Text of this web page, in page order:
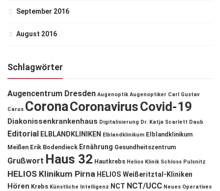
September 2016
August 2016
Schlagwörter
Augencentrum Dresden Augenoptik Augenoptiker Carl Gustav
Carus CoronaCoronavirusCovid-19
Diakonissenkrankenhaus Digitalisierung Dr. Katja Scarlett Daub
Editorial ELBLANDKLINIKEN Elblandklinikum Elblandklinikum
Meißen Erik Bodendieck Ernährung Gesundheitszentrum
Grußwort Haus 32 Hautkrebs Helios Klinik Schloss Pulsnitz
HELIOS Klinikum Pirna HELIOS Weißeritztal-Kliniken
Hören Krebs Künstliche Intelligenz NCT NCT/UCC Neues Operatives